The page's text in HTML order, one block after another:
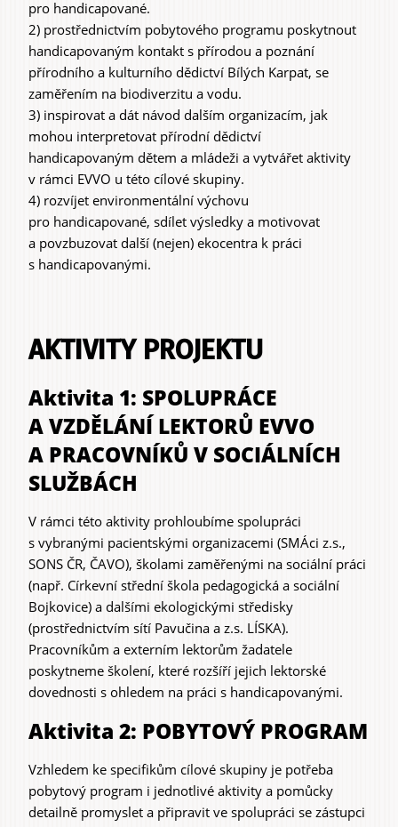
pro handicapované.
2) prostřednictvím pobytového programu poskytnout
handicapovaným kontakt s přírodou a poznání
přírodního a kulturního dědictví Bílých Karpat, se
zaměřením na biodiverzitu a vodu.
3) inspirovat a dát návod dalším organizacím, jak
mohou interpretovat přírodní dědictví
handicapovaným dětem a mládeži a vytvářet aktivity
v rámci EVVO u této cílové skupiny.
4) rozvíjet environmentální výchovu
pro handicapované, sdílet výsledky a motivovat
a povzbuzovat další (nejen) ekocentra k práci
s handicapovanými.
AKTIVITY PROJEKTU
Aktivita 1: SPOLUPRÁCE
A VZDĚLÁNÍ LEKTORŮ EVVO
A PRACOVNÍKŮ V SOCIÁLNÍCH
SLUŽBÁCH
V rámci této aktivity prohloubíme spolupráci
s vybranými pacientskými organizacemi (SMÁci z.s.,
SONS ČR, ČAVO), školami zaměřenými na sociální práci
(např. Církevní střední škola pedagogická a sociální
Bojkovice) a dalšími ekologickými středisky
(prostřednictvím sítí Pavučina a z.s. LÍSKA).
Pracovníkům a externím lektorům žadatele
poskytneme školení, které rozšíří jejich lektorské
dovednosti s ohledem na práci s handicapovanými.
Aktivita 2: POBYTOVÝ PROGRAM
Vzhledem ke specifikům cílové skupiny je potřeba
pobytový program i jednotlivé aktivity a pomůcky
detailně promyslet a připravit ve spolupráci se zástupci